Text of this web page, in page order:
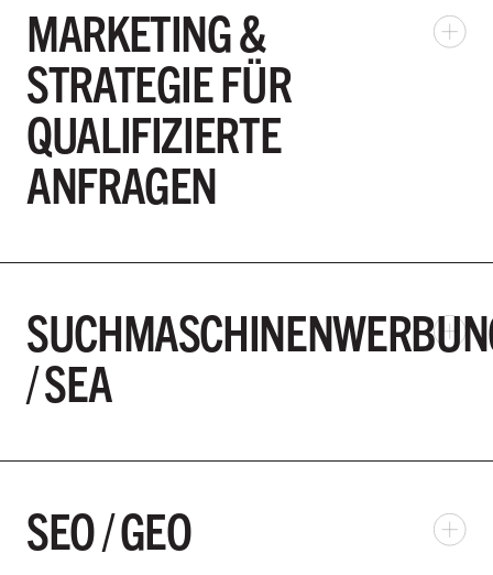
MARKETING &
STRATEGIE FÜR
QUALIFIZIERTE
ANFRAGEN
/ SEA
SEO / GEO